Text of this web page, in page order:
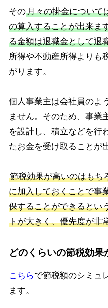
その月々の掛金について
の算入することが出来ま
る金額は退職金として退
所得や不動産所得よりも
がります。
個人事業主は会社員のよ
ません。そのため、事業
を設計し、積立などを行
たお金を受け取ることが
節税効果が高いのはもち
に加入しておくことで事
保することができるとい
トが大きく、優先度が非
どのくらいの節税効果
こちらで節税額のシミュ
ます。